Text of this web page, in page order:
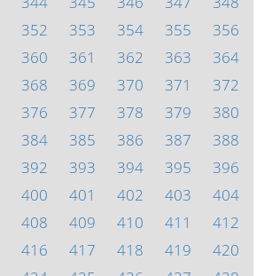
352 353 354 355
356
360 361 362 363
364
368 369 370 371
372
376 377 378 379
380
384 385 386 387
388
392 393 394 395
396
400 401 402 403
404
408 409 410 411
412
416 417 418 419
420